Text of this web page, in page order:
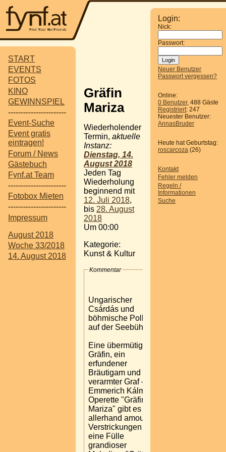
START
EVENTS
FOTOS
KINO
GEWINNSPIEL
-----------------------
Event-Suche
Event gratis
eintragen!
Forum / News
Gästebuch
Fynf.at Team
-----------------------
Fotobox Mieten
-----------------------
Impressum
August 2018
Woche 33/2018
14. August 2018
Login:
Nick:
Passwort:
Neuer Benutzer
Passwort vergessen?
Online:
0 Benutzer, 488 Gäste
Registriert: 247
Neuester Benutzer:
AnnasBruder
Heute hat Geburtstag:
roscarcoza (26)
Kontakt
Fehler melden
Regeln /
Informationen
Suche
Gräfin
Mariza
Wiederholender
Termin, aktuelle
Instanz:
Dienstag, 14.
August 2018
Jeden Tag
Wiederholung
beginnend mit
12. Juli 2018,
bis 28. August
2018
Um 00:00
Kategorie:
Kunst & Kultur
Kommentar
Ungarischer
Csárdás und
böhmische Polka
auf der Seebühne
Eine übermütige
Gräfin, ein
erfundener
Bräutigam und ein
verarmter Graf – in
Emmerich Kálmáns
Operette "Gräfin
Mariza" gibt es
allerhand amouröse
Verstrickungen und
eine Fülle
grandioser